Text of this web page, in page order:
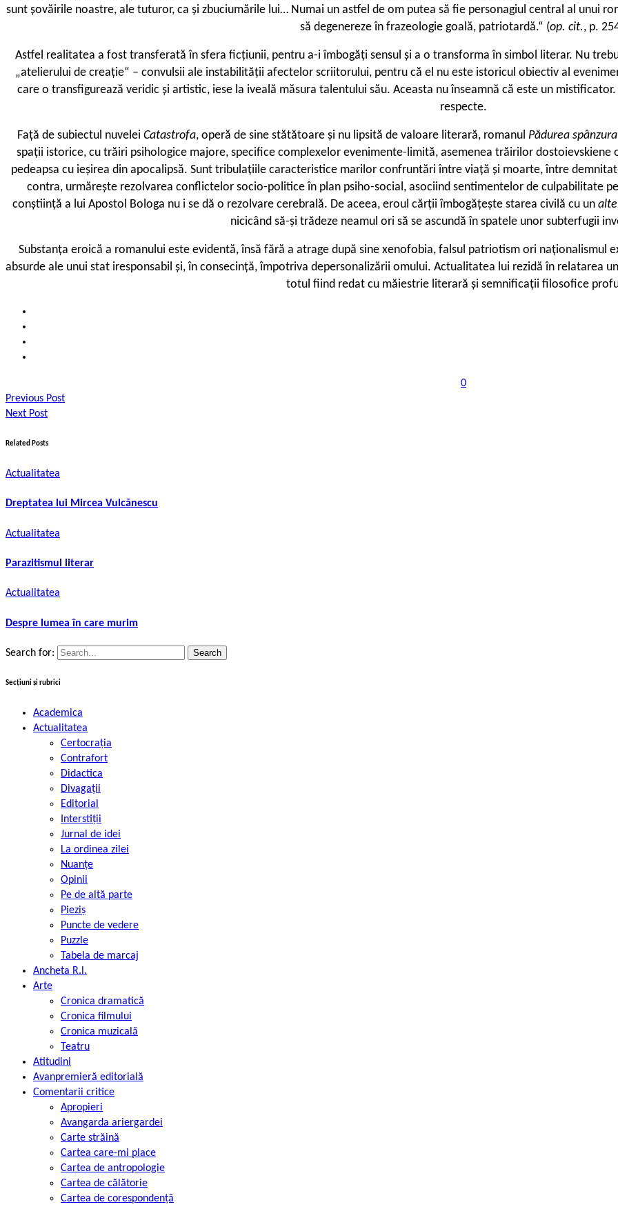
sunt șovăirile noastre, ale tuturor, ca și zbuciumările lui… Numai un astfel de om putea să fie personagiul central al unui
să degenereze în frazeologie goală, patriotardă.“ (op. cit., p.
Astfel realitatea a fost transferată în sfera ficțiunii, pentru a-i îmbogăți sensul și a o transforma în simbol literar. Nu
„atelierului de creație“ – convulsii ale instabilității afectelor scriitorului, pentru că el nu este istoricul obiectiv al
care o transfigurează veridic și artistic, iese la iveală măsura talentului său. Aceasta nu înseamnă că este un
respecte.
Față de subiectul nuvelei Catastrofa, operă de sine stătătoare și nu lipsită de valoare literară, romanul Pădurea
spații istorice, cu trăiri psihologice majore, specifice complexelor evenimente-limită, asemenea trăirilor dostoievskiene
pedeapsa cu ieșirea din apocalipsă. Sunt tribulațiile caracteristice marilor confruntări între viață și moarte, între
contra, urmărește rezolvarea conflictelor socio-politice în plan psiho-social, asociind sentimentelor de culpabilitate
conștiință a lui Apostol Bologa nu i se dă o rezolvare cerebrală. De aceea, eroul cărții îmbogățește starea civilă cu un
nicicând să-și trădeze neamul ori să se ascundă în spatele unor subterfugii
Substanța eroică a romanului este evidentă, însă fără a atrage după sine xenofobia, falsul patriotism ori
absurde ale unui stat iresponsabil și, în consecință, împotriva depersonalizării omului. Actualitatea lui rezidă în relatarea
totul fiind redat cu măiestrie literară și semnificații filosofice
0
Previous Post
Next Post
Related Posts
Actualitatea
Dreptatea lui Mircea Vulcănescu
Actualitatea
Parazitismul literar
Actualitatea
Despre lumea în care murim
Search for:
Secțiuni și rubrici
Academica
Actualitatea
Certocrația
Contrafort
Didactica
Divagații
Editorial
Interstiții
Jurnal de idei
La ordinea zilei
Nuanțe
Opinii
Pe de altă parte
Pieziș
Puncte de vedere
Puzzle
Tabela de marcaj
Ancheta R.l.
Arte
Cronica dramatică
Cronica filmului
Cronica muzicală
Teatru
Atitudini
Avanpremieră editorială
Comentarii critice
Apropieri
Avangarda ariergardei
Carte străină
Cartea care-mi place
Cartea de antropologie
Cartea de călătorie
Cartea de corespondență